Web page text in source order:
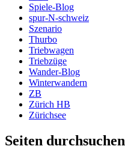
Spiele-Blog
spur-N-schweiz
Szenario
Thurbo
Triebwagen
Triebzüge
Wander-Blog
Winterwandern
ZB
Zürich HB
Zürichsee
Seiten durchsuchen